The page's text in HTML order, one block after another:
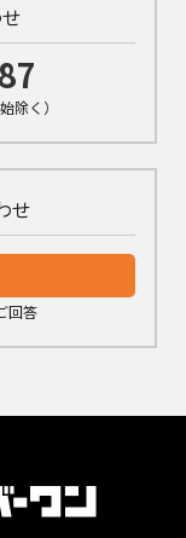
除く）
せ
回答